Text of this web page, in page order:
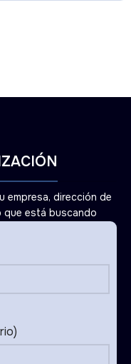
empresa, dirección de
está buscando